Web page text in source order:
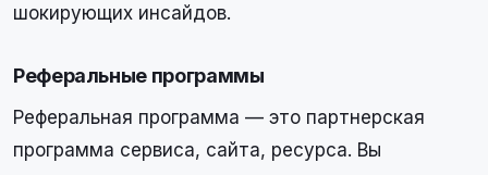
шокирующих инсайдов.
Реферальные программы
Реферальная программа — это партнерская
программа сервиса, сайта, ресурса. Вы